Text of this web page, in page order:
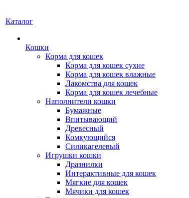
Каталог
Кошки
Корма для кошек
Корма для кошек сухие
Корма для кошек влажные
Лакомства для кошек
Корма для кошек лечебные
Наполнители кошки
Бумажные
Впитывающий
Древесный
Комкующийся
Силикагелевый
Игрушки кошки
Дразнилки
Интерактивные для кошек
Мягкие для кошек
Мячики для кошек